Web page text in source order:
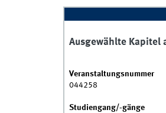
Ausgewählte Kapitel
Veranstaltungsnummer
044258
Studiengang/-gänge